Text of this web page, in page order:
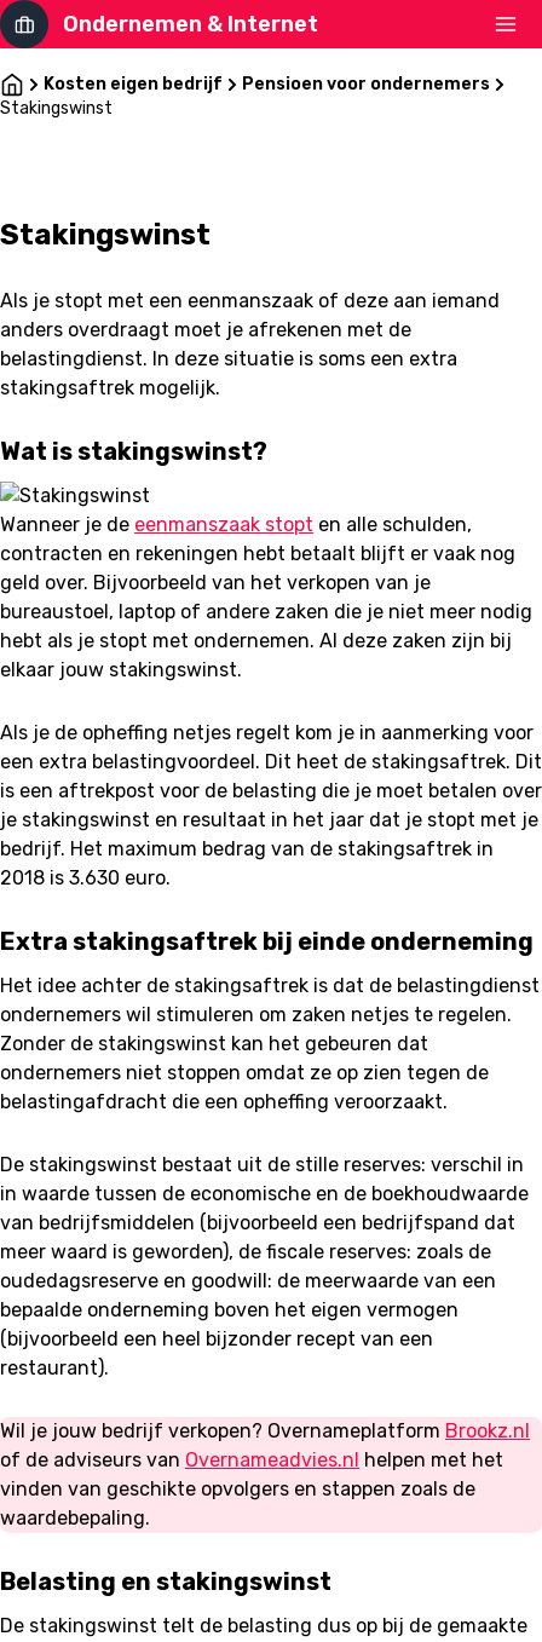
Ondernemen & Internet
Kosten eigen bedrijf
Pensioen voor ondernemers
Stakingswinst
Stakingswinst
Als je stopt met een eenmanszaak of deze aan iemand
anders overdraagt moet je afrekenen met de
belastingdienst. In deze situatie is soms een extra
stakingsaftrek mogelijk.
Wat is stakingswinst?
Wanneer je de eenmanszaak stopt en alle schulden,
contracten en rekeningen hebt betaalt blijft er vaak nog
geld over. Bijvoorbeeld van het verkopen van je
bureaustoel, laptop of andere zaken die je niet meer nodig
hebt als je stopt met ondernemen. Al deze zaken zijn bij
elkaar jouw stakingswinst.
Als je de opheffing netjes regelt kom je in aanmerking voor
een extra belastingvoordeel. Dit heet de stakingsaftrek. Dit
is een aftrekpost voor de belasting die je moet betalen over
je stakingswinst en resultaat in het jaar dat je stopt met je
bedrijf. Het maximum bedrag van de stakingsaftrek in
2018 is 3.630 euro.
Extra stakingsaftrek bij einde onderneming
Het idee achter de stakingsaftrek is dat de belastingdienst
ondernemers wil stimuleren om zaken netjes te regelen.
Zonder de stakingswinst kan het gebeuren dat
ondernemers niet stoppen omdat ze op zien tegen de
belastingafdracht die een opheffing veroorzaakt.
De stakingswinst bestaat uit de stille reserves: verschil in
in waarde tussen de economische en de boekhoudwaarde
van bedrijfsmiddelen (bijvoorbeeld een bedrijfspand dat
meer waard is geworden), de fiscale reserves: zoals de
oudedagsreserve en goodwill: de meerwaarde van een
bepaalde onderneming boven het eigen vermogen
(bijvoorbeeld een heel bijzonder recept van een
restaurant).
Wil je jouw bedrijf verkopen? Overnameplatform Brookz.nl
of de adviseurs van Overnameadvies.nl helpen met het
vinden van geschikte opvolgers en stappen zoals de
waardebepaling.
Belasting en stakingswinst
De stakingswinst telt de belasting dus op bij de gemaakte